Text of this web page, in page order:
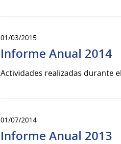
01/03/2015
Informe Anual 2014
Actividades realizadas durante
01/07/2014
Informe Anual 2013